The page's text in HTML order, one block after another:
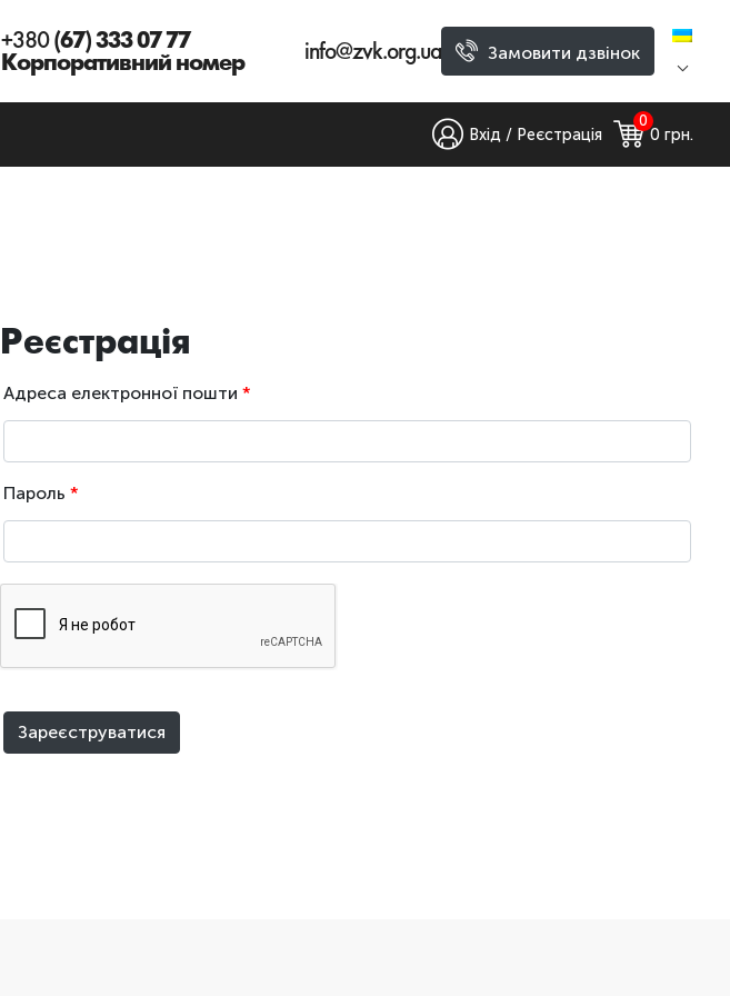
+380(67) 333 07 77
Корпоративний номер info@zvk.org.ua Замовити дзвінок
Вхід / Реєстрація
0
0 грн.
Реєстрація
Адреса електронної пошти *
Пароль *
Зареєструватися